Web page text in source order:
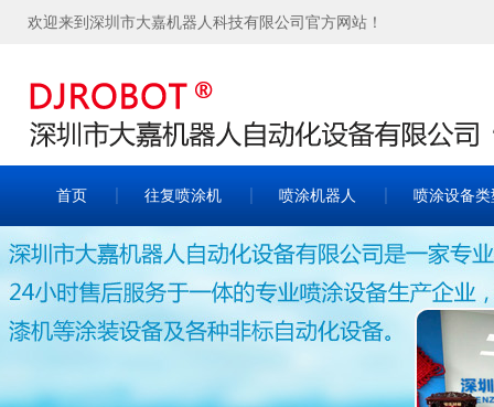
欢迎来到深圳市大嘉机器人科技有限公司官方网站！
首页 往复喷涂机 喷涂机器人 喷涂设备类